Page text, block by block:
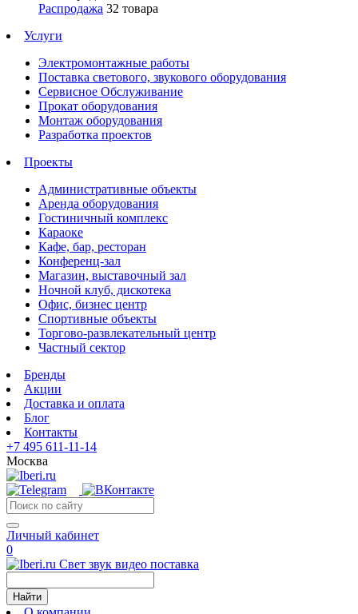
Распродажа 32 товара
Услуги
Электромонтажные работы
Поставка светового, звукового оборудования
Сервисное Обслуживание
Прокат оборудования
Монтаж оборудования
Разработка проектов
Проекты
Административные объекты
Аренда оборудования
Гостиничный комплекс
Караоке
Кафе, бар, ресторан
Конференц-зал
Магазин, выставочный зал
Ночной клуб, дискотека
Офис, бизнес центр
Спортивные объекты
Торгово-развлекательный центр
Частный сектор
Бренды
Акции
Доставка и оплата
Блог
Контакты
+7 495 611-11-14
Москва
Личный кабинет
0
Свет звук видео поставка
Найти